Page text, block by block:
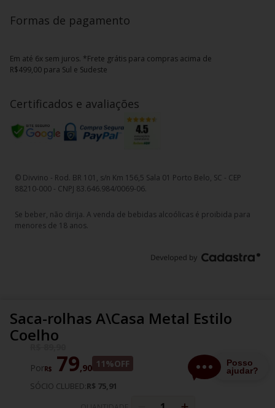
Saca-rolhas A\Casa Metal Estilo
Coelho
PorR$ 79,90 11%OFF
SÓCIO CLUBED:R$ 75,91
Formas de pagamento
Em até 6x sem juros. *Frete grátis para compras acima de
R$499,00 para Sul e Sudeste
Certificados e avaliações
© Divvino - Rod. BR 101, s/n Km 156,5 Sala 01 Porto Belo, SC - CEP
88210-000 - CNPJ 83.646.984/0069-06.
Se beber, não dirija. A venda de bebidas alcoólicas é proibida para
menores de 18 anos.